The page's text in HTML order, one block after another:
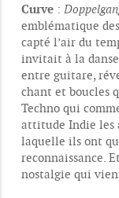
Curve :
emblématique
capté l’air du
invitait à la danse
entre guitare,
chant et boucles
Techno qui
attitude Indie les
laquelle ils ont
reconnaissance.
nostalgie qui